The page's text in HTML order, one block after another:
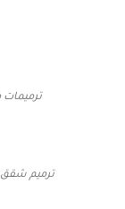
ترميمات
ترميم